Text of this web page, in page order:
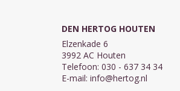
DEN HERTOG HOUTEN
Elzenkade 6
3992 AC Houten
Telefoon: 030 - 637 34 34
E-mail: info@hertog.nl